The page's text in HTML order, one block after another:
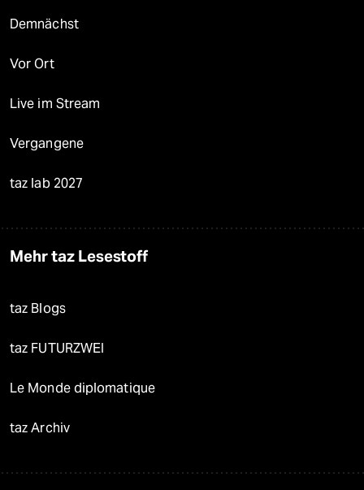
Demnächst
Vor Ort
Live im Stream
Vergangene
taz lab 2027
Mehr taz Lesestoff
taz Blogs
taz FUTURZWEI
Le Monde diplomatique
taz Archiv